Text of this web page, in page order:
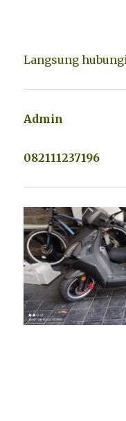
Langsung
Admin
082111237196